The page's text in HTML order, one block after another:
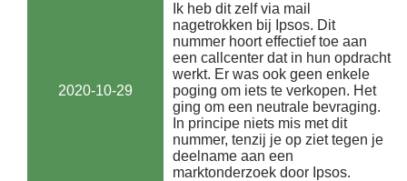
2020-10-29
Ik heb dit zelf via mail
nagetrokken bij Ipsos. Dit
nummer hoort effectief toe aan
een callcenter dat in hun opdracht
werkt. Er was ook geen enkele
poging om iets te verkopen. Het
ging om een neutrale bevraging.
In principe niets mis met dit
nummer, tenzij je op ziet tegen je
deelname aan een
marktonderzoek door Ipsos.